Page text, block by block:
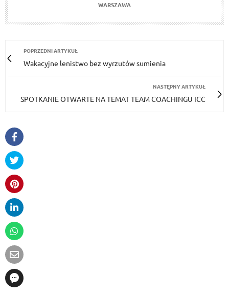
WARSZAWA
POPRZEDNI ARTYKUŁ
Wakacyjne lenistwo bez wyrzutów sumienia
NASTĘPNY ARTYKUŁ
SPOTKANIE OTWARTE NA TEMAT TEAM COACHINGU ICC